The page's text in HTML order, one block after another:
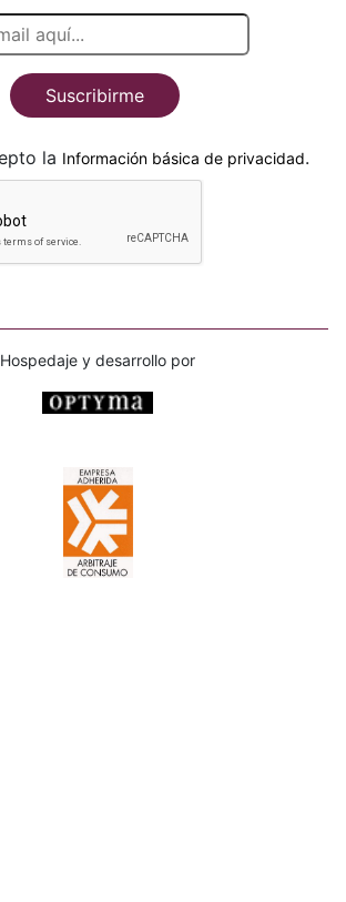
Suscribirme
He leido y acepto la Información básica de privacidad.
Hospedaje y desarrollo por